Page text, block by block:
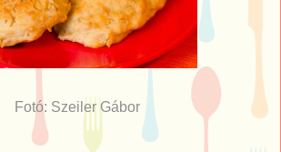
Fotó: Szeiler Gábor